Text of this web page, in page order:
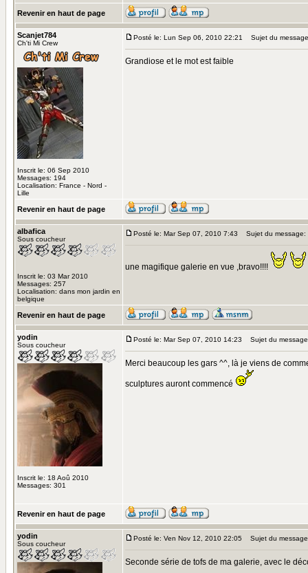
Revenir en haut de page
Scanjet784
Ch'ti Mi Crew
Inscrit le: 06 Sep 2010
Messages: 194
Localisation: France - Nord -
Lille
Posté le: Lun Sep 06, 2010 22:21 Sujet du
Grandiose et le mot est faible
Revenir en haut de page
albafica
Sous coucheur
Inscrit le: 03 Mar 2010
Messages: 257
Localisation: dans mon jardin en
belgique
Posté le: Mar Sep 07, 2010 7:43 Sujet du message:
une magifique galerie en vue ,bravo!!!!
Revenir en haut de page
yodin
Sous coucheur
Inscrit le: 18 Aoû 2010
Messages: 301
Posté le: Mar Sep 07, 2010 14:23 Sujet du
Merci beaucoup les gars ^^, là je viens de
sculptures auront commencé
Revenir en haut de page
yodin
Sous coucheur
Posté le: Ven Nov 12, 2010 22:05 Sujet du
Seconde série de tofs de ma galerie, avec le